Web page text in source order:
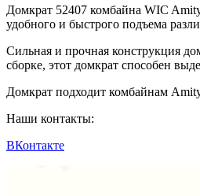
Домкрат 52407 комбайна WIC
удобного и быстрого подъема
Сильная и прочная конструкция
сборке, этот домкрат способен
Домкрат подходит комбайнам
Наши контакты:
ВКонтакте